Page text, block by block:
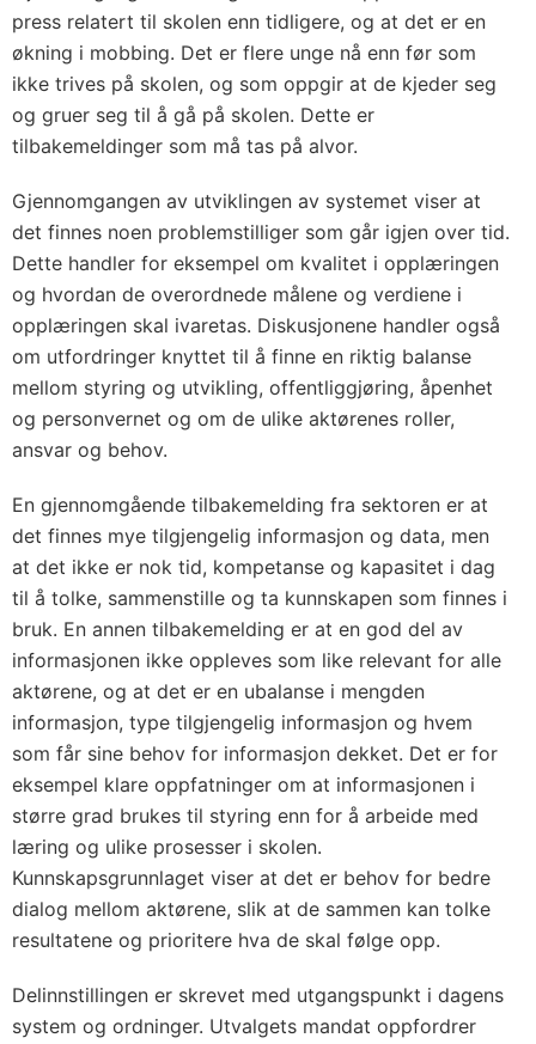
press relatert til skolen enn tidligere, og at det er en
økning i mobbing. Det er flere unge nå enn før som
ikke trives på skolen, og som oppgir at de kjeder seg
og gruer seg til å gå på skolen. Dette er
tilbakemeldinger som må tas på alvor.
Gjennomgangen av utviklingen av systemet viser at
det finnes noen problemstilliger som går igjen over tid.
Dette handler for eksempel om kvalitet i opplæringen
og hvordan de overordnede målene og verdiene i
opplæringen skal ivaretas. Diskusjonene handler også
om utfordringer knyttet til å finne en riktig balanse
mellom styring og utvikling, offentliggjøring, åpenhet
og personvernet og om de ulike aktørenes roller,
ansvar og behov.
En gjennomgående tilbakemelding fra sektoren er at
det finnes mye tilgjengelig informasjon og data, men
at det ikke er nok tid, kompetanse og kapasitet i dag
til å tolke, sammenstille og ta kunnskapen som finnes i
bruk. En annen tilbakemelding er at en god del av
informasjonen ikke oppleves som like relevant for alle
aktørene, og at det er en ubalanse i mengden
informasjon, type tilgjengelig informasjon og hvem
som får sine behov for informasjon dekket. Det er for
eksempel klare oppfatninger om at informasjonen i
større grad brukes til styring enn for å arbeide med
læring og ulike prosesser i skolen.
Kunnskapsgrunnlaget viser at det er behov for bedre
dialog mellom aktørene, slik at de sammen kan tolke
resultatene og prioritere hva de skal følge opp.
Delinnstillingen er skrevet med utgangspunkt i dagens
system og ordninger. Utvalgets mandat oppfordrer